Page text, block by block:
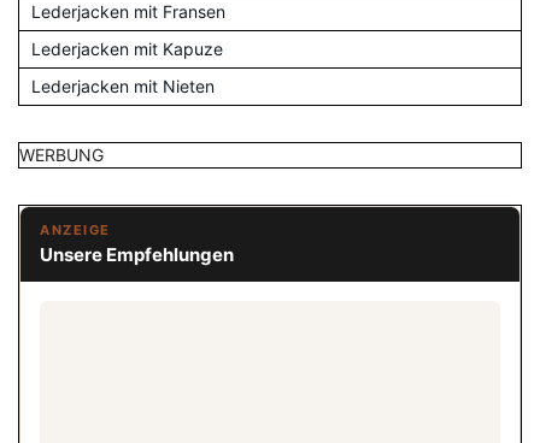
Lederjacken mit Fransen
Lederjacken mit Kapuze
Lederjacken mit Nieten
WERBUNG
ANZEIGE
Unsere Empfehlungen